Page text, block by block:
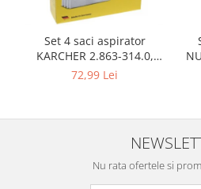
Camere video si sport
Drone si Accesorii
Home Cinema & Audio
Playere, Boxe & Casti
Set 4 saci aspirator
KARCHER 2.863-314.0,
compatibil cu WD, KWD, SE
72,99 Lei
Nu rata ofertele si